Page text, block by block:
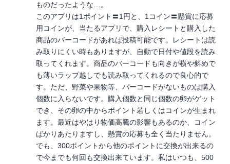
ものだったような…。
このアプリは1ポイント〓1円と、1コイン〓懸賞に応募
用コインが、当たるアプリで、購入レシートと購入した
商品のバーコードがあれば投稿可能です。レシートは読
み取りにくい時もありますが、自動で日付や値段を読み
取ってくれます。商品のバーコードも向きが横や斜めで
も薄いラップ越しでも読み取ってくれるので良心的で
す。ただ、野菜や果物等、バーコードがないものは購入
個数に入らないです。購入個数と同じ個数の卵がゲット
でき、その卵の中からポイント若しくはコインが生まれ
ます。最近はやはり物価高騰の影響もあるのか、コイン
ばかりあたりますし、懸賞の応募も全く当たりません。
でも、300ポイントから他のポイントに交換が出来るの
で今までも何回も交換出来ています。私はいつも、500